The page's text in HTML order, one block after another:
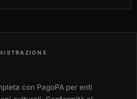
con PagoPA per enti